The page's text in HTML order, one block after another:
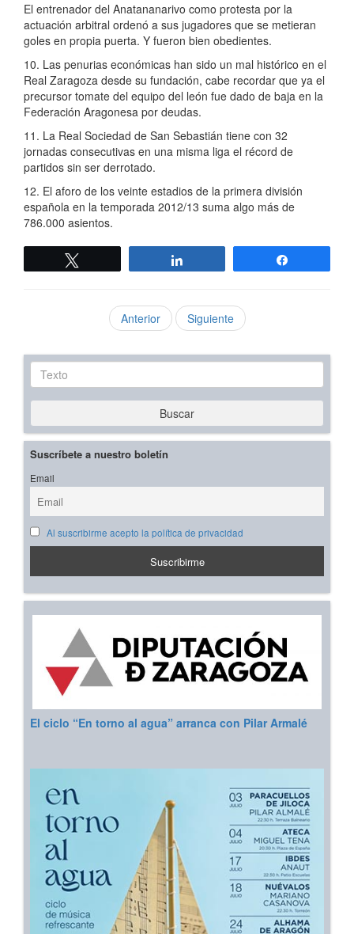
El entrenador del Anatananarivo como protesta por la
actuación arbitral ordenó a sus jugadores que se metieran
goles en propia puerta. Y fueron bien obedientes.
10. Las penurias económicas han sido un mal histórico en el
Real Zaragoza desde su fundación, cabe recordar que ya el
precursor tomate del equipo del león fue dado de baja en la
Federación Aragonesa por deudas.
11. La Real Sociedad de San Sebastián tiene con 32
jornadas consecutivas en una misma liga el récord de
partidos sin ser derrotado.
12. El aforo de los veinte estadios de la primera división
española en la temporada 2012/13 suma algo más de
786.000 asientos.
Anterior Siguiente
Texto
Buscar
Suscríbete a nuestro boletín
Email
Al suscribirme acepto la política de privacidad
El ciclo “En torno al agua” arranca con Pilar Armalé